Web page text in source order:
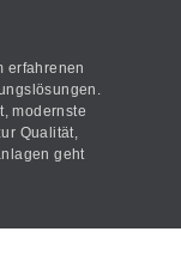
erfahrenen
modernste
Qualität,
geht